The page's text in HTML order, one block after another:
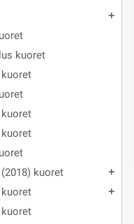
add
kuoret
kuoret
add
add